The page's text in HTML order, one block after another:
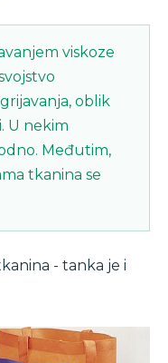
viskoze
oblik
U nekim
Međutim,
tkanina se
- tanka je i